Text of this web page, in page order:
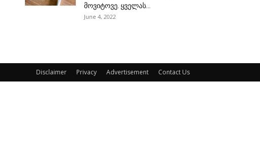
მოვიტოვე. ყველას...
June 4, 2022
Disclaimer Privacy Advertisement Contact Us